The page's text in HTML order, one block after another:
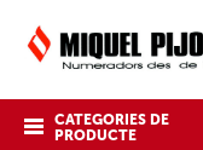
CATEGORIES DE
PRODUCTE